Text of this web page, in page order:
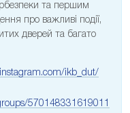
та першим
про важливі події,
дверей та багато
ikb_dut/
570148331619011